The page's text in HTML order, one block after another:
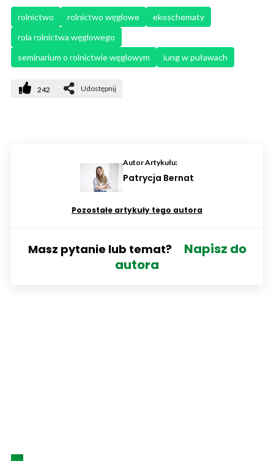
rolnictwo rolnictwo węglowe
ekoschematy
rola rolnictwa węglowego
seminarium o rolnictwie węglowym
iung w puławach
242 Udostępnij
Autor Artykułu:
Patrycja Bernat
Pozostałe artykuły tego autora
Masz pytanie lub temat?
Napisz do
autora